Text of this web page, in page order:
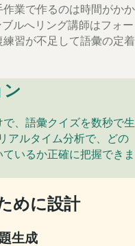
業で作るのは時間がかか
ルへリング講師はフォー
習が不足して語彙の定着
、語彙クイズを数秒で生
アルタイム分析で、どの
いるか正確に把握できま
めに設計
生成